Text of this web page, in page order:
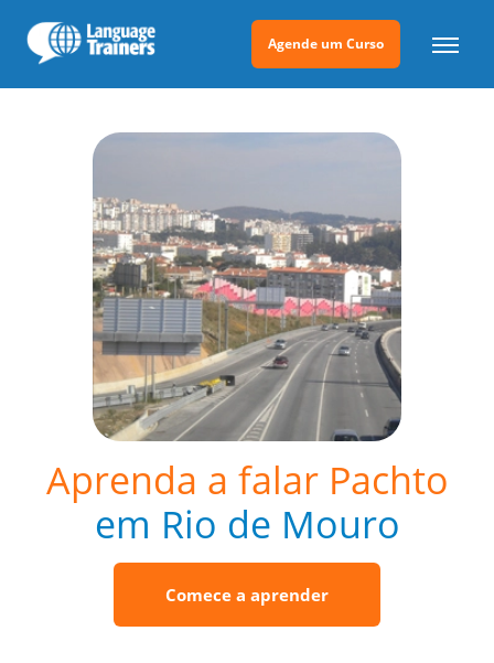
Agende um Curso
Aprenda a falar Pachto
em Rio de Mouro
Comece a aprender